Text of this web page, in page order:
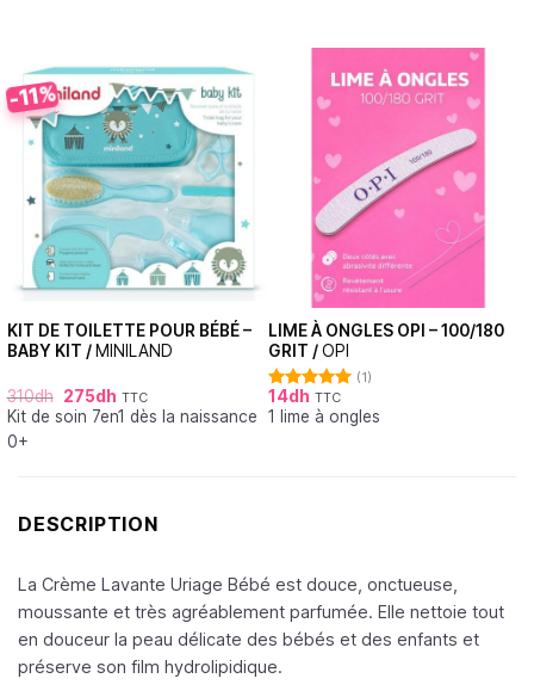
-11%
KIT DE TOILETTE POUR BÉBÉ –
BABY KIT / MINILAND
310dh 275dh TTC
Kit de soin 7en1 dès la naissance
0+
LIME À ONGLES OPI – 100/180
GRIT /OPI
Note5.00
sur 5
(1)
14dh TTC
1 lime à ongles
DESCRIPTION
La Crème Lavante Uriage Bébé est douce, onctueuse,
moussante et très agréablement parfumée. Elle nettoie tout
en douceur la peau délicate des bébés et des enfants et
préserve son film hydrolipidique.